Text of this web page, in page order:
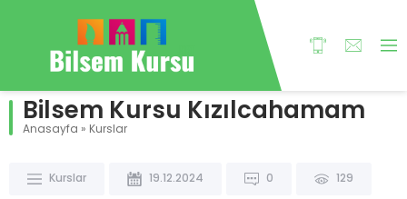
Bilsem Kursu Kızılcahamam
Anasayfa » Kurslar
Kurslar 19.12.2024 0 129